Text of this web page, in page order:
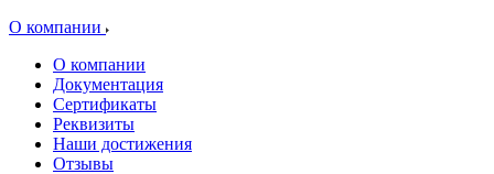
О компании
О компании
Документация
Сертификаты
Реквизиты
Наши достижения
Отзывы